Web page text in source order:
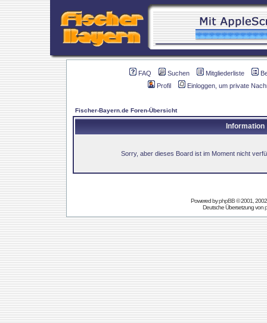
FAQ Suchen Mitgliederliste
Profil
Einloggen, um private
Fischer-Bayern.de Foren-Übersicht
Information
Sorry, aber dieses Board ist im Moment nicht
Powered byphpBB© 2001,
Deutsche Übersetzung von